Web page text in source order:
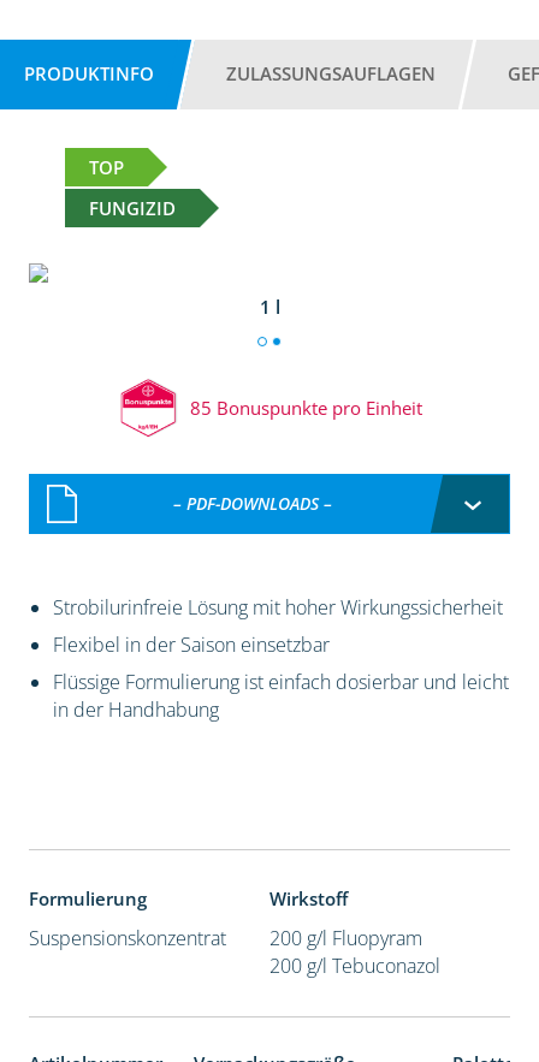
PRODUKTINFO ZULASSUNGSAUFLAGEN
TOP
FUNGIZID
1 l
85 Bonuspunkte pro Einheit
– PDF-DOWNLOADS –
Strobilurinfreie Lösung mit hoher Wirkungssicherheit
Flexibel in der Saison einsetzbar
Flüssige Formulierung ist einfach dosierbar und leicht
in der Handhabung
Formulierung
Suspensionskonzentrat
Wirkstoff
200 g/l Fluopyram
200 g/l Tebuconazol